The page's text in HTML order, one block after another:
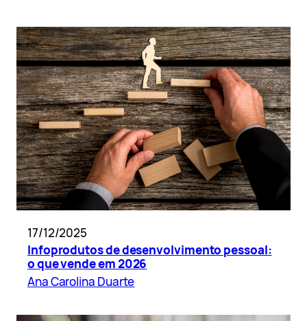
17/12/2025
Infoprodutos de desenvolvimento pessoal:
o que vende em 2026
Ana Carolina Duarte